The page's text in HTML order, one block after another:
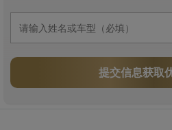
提交信息获取